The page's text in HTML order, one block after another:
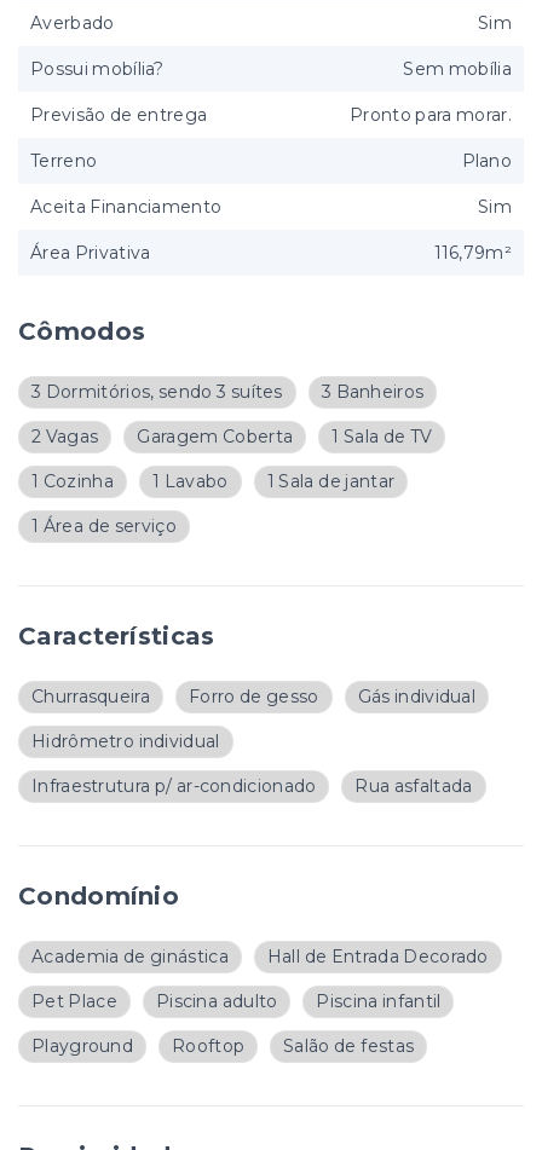
Cômodos
3 Dormitórios, sendo 3 suítes 3 Banheiros
2 Vagas Garagem Coberta 1 Sala de TV
1 Cozinha 1 Lavabo 1 Sala de jantar
1 Área de serviço
Características
Churrasqueira Forro de gesso Gás individual
Hidrômetro individual
Infraestrutura p/ ar-condicionado Rua asfaltada
Condomínio
Academia de ginástica Hall de Entrada Decorado
Pet Place Piscina adulto Piscina infantil
Playground Rooftop Salão de festas
Averbado Sim
Possui mobília? Sem mobília
Previsão de entrega Pronto para morar.
Terreno Plano
Aceita Financiamento Sim
Área Privativa 116,79m²